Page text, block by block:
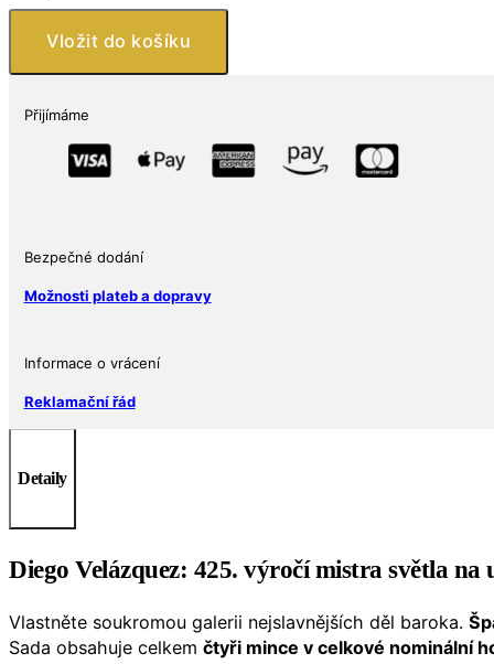
stříbrných
mincí
2024
Proof
Barvené
Vložit do košíku
Přijímáme
Bezpečné dodání
Možnosti plateb a dopravy
Informace o vrácení
Reklamační řád
Detaily
Diego Velázquez: 425. výročí mistra světla
Vlastněte soukromou galerii nejslavnějších děl baroka.
Sada obsahuje celkem čtyři mince v celkové nominální